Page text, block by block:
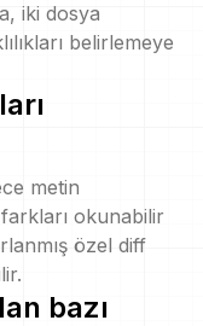
iki dosya
belirlemeye
metin
farkları okunabilir
özel diff
bazı